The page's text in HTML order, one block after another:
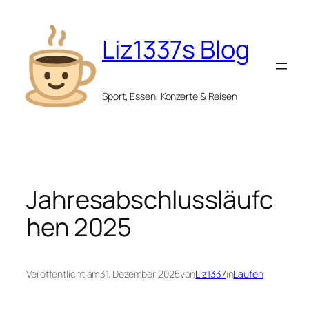
springen
Liz1337s Blog
Sport, Essen, Konzerte & Reisen
Jahresabschlussläufc
hen 2025
Veröffentlicht am31. Dezember 2025vonLiz1337inLaufen